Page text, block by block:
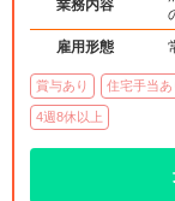
業務内容
雇用形態
賞与あり 住宅手当あ
4週8休以上